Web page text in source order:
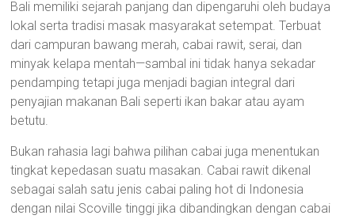
Bali memiliki sejarah panjang dan dipengaruhi oleh budaya
lokal serta tradisi masak masyarakat setempat. Terbuat
dari campuran bawang merah, cabai rawit, serai, dan
minyak kelapa mentah—sambal ini tidak hanya sekadar
pendamping tetapi juga menjadi bagian integral dari
penyajian makanan Bali seperti ikan bakar atau ayam
betutu.
Bukan rahasia lagi bahwa pilihan cabai juga menentukan
tingkat kepedasan suatu masakan. Cabai rawit dikenal
sebagai salah satu jenis cabai paling hot di Indonesia
dengan nilai Scoville tinggi jika dibandingkan dengan cabai